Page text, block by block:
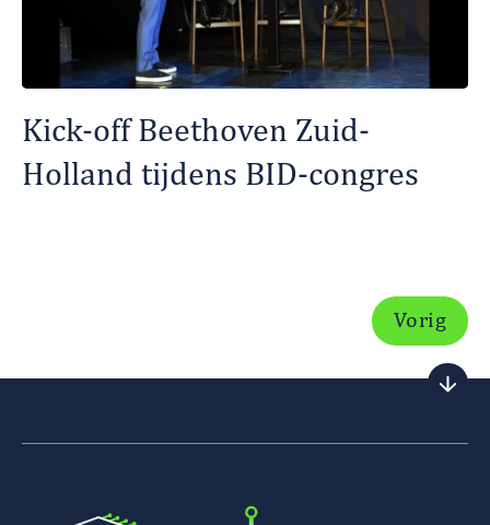
Kick-off Beethoven Zuid-
Holland tijdens BID-congres
Vorig